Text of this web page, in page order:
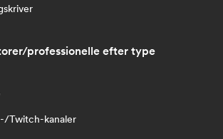
professionelle efter type
Twitch-kanaler